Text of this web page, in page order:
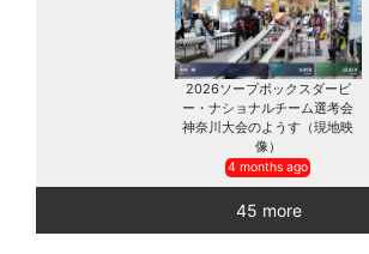
2026ソープボックスダービ
ー・ナショナルチーム選考会
神奈川大会のようす（現地映
像）
4 months ago
45 more